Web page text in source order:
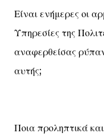
Είναι ενήμερες οι
Υπηρεσίες της
αναφερθείσας
αυτής;
Ποια προληπτικά